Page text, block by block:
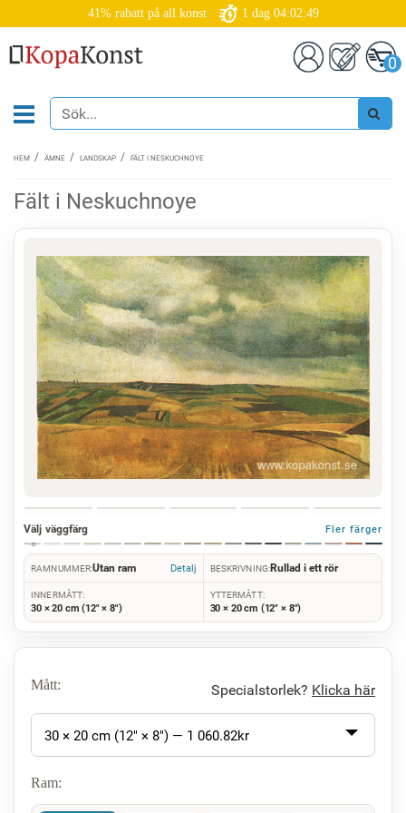
41% rabatt på all konst 1 dag 04:02:49
0
HEM ÄMNE LANDSKAP FÄLT I NESKUCHNOYE
Fält i Neskuchnoye
Välj väggfärg Fler färger
RAMNUMMER:Utan ram Detalj BESKRIVNING:Rullad i ett rör
INNERMÅTT:
30 × 20 cm (12" × 8")
YTTERMÅTT:
30 × 20 cm (12" × 8")
Mått: Specialstorlek? Klicka här
30 × 20 cm (12" × 8") — 1 060.82kr
Ram: